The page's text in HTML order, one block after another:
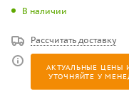
В наличии
Рассчитать доставку
АКТУАЛЬНЫЕ ЦЕНЫ
УТОЧНЯЙТЕ У